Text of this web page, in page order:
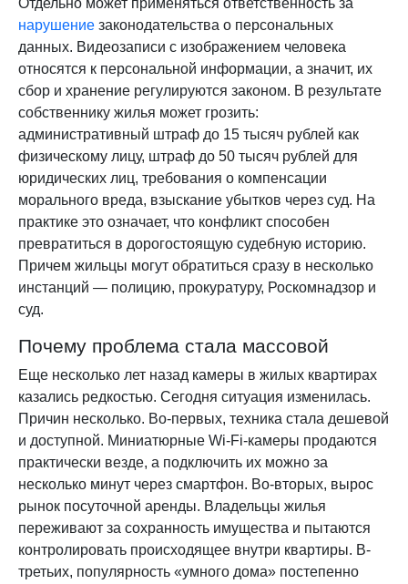
нарушение законодательства о персональных
данных. Видеозаписи с изображением человека
относятся к персональной информации, а значит, их
сбор и хранение регулируются законом. В результате
собственнику жилья может грозить:
административный штраф до 15 тысяч рублей как
физическому лицу, штраф до 50 тысяч рублей для
юридических лиц, требования о компенсации
морального вреда, взыскание убытков через суд. На
практике это означает, что конфликт способен
превратиться в дорогостоящую судебную историю.
Причем жильцы могут обратиться сразу в несколько
инстанций — полицию, прокуратуру, Роскомнадзор и
суд.
Почему проблема стала массовой
Еще несколько лет назад камеры в жилых квартирах
казались редкостью. Сегодня ситуация изменилась.
Причин несколько. Во-первых, техника стала дешевой
и доступной. Миниатюрные Wi-Fi-камеры продаются
практически везде, а подключить их можно за
несколько минут через смартфон. Во-вторых, вырос
рынок посуточной аренды. Владельцы жилья
переживают за сохранность имущества и пытаются
контролировать происходящее внутри квартиры. В-
третьих, популярность «умного дома» постепенно